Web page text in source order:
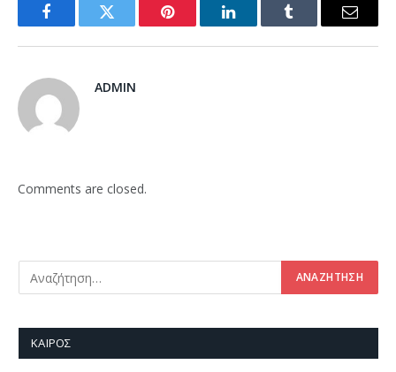
FacebookTwitter Pinterest LinkedInTumblr Email
ADMIN
Comments are closed.
ΚΑΙΡΌΣ